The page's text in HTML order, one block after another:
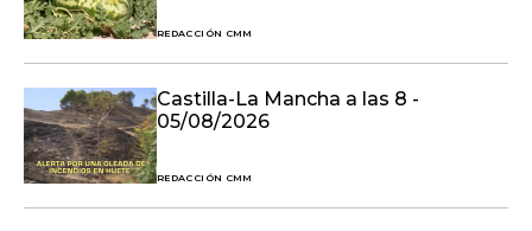
REDACCIÓN CMM
Castilla-La Mancha a las 8 -
05/08/2026
REDACCIÓN CMM